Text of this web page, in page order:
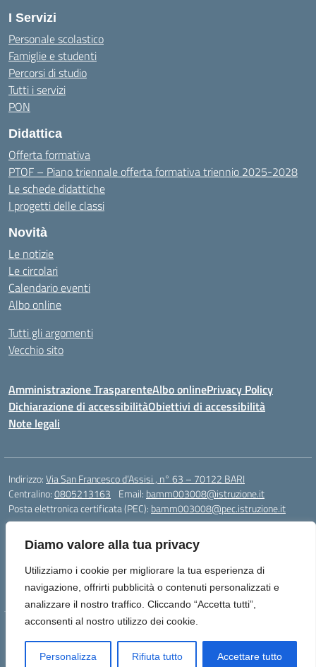
Diamo valore alla tua privacy
Utilizziamo i cookie per migliorare la tua esperienza di
navigazione, offrirti pubblicità o contenuti personalizzati e
analizzare il nostro traffico. Cliccando “Accetta tutti”,
acconsenti al nostro utilizzo dei cookie.
Personalizza Rifiuta tutto Accettare tutto
I Servizi
Personale scolastico
Famiglie e studenti
Percorsi di studio
Tutti i servizi
PON
Didattica
Offerta formativa
PTOF – Piano triennale offerta formativa triennio 2025-2028
Le schede didattiche
I progetti delle classi
Novità
Le notizie
Le circolari
Calendario eventi
Albo online
Tutti gli argomenti
Vecchio sito
Amministrazione TrasparenteAlbo onlinePrivacy Policy
Dichiarazione di accessibilitàObiettivi di accessibilità
Note legali
Indirizzo:Via San Francesco d’Assisi , n° 63 – 70122 BARI
Centralino:0805213163 Email: bamm003008@istruzione.it
Posta elettronica certificata (PEC): bamm003008@pec.istruzione.it
Codice meccanografico: BAMM003008
Codice Indice delle Pubbliche Amministrazioni (IPA): istsc_bamm003008
Codice unico di fatturazione (CUF): UFZ1FY